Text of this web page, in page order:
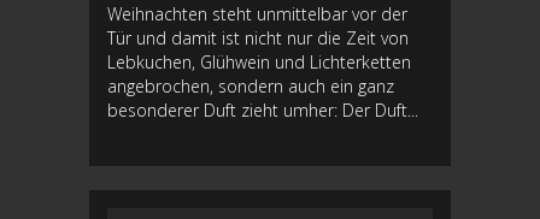
Weihnachten steht unmittelbar vor der
Tür und damit ist nicht nur die Zeit von
Lebkuchen, Glühwein und Lichterketten
angebrochen, sondern auch ein ganz
besonderer Duft zieht umher: Der Duft...